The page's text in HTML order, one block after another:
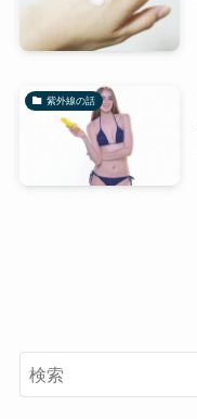
紫外線の話